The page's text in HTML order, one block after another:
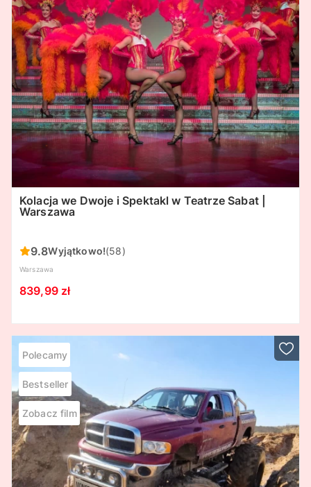
Kolacja we Dwoje i Spektakl w Teatrze Sabat |
Warszawa
9.8Wyjątkowo!(58)
Warszawa
839,99 zł
Polecamy
Bestseller
Zobacz film